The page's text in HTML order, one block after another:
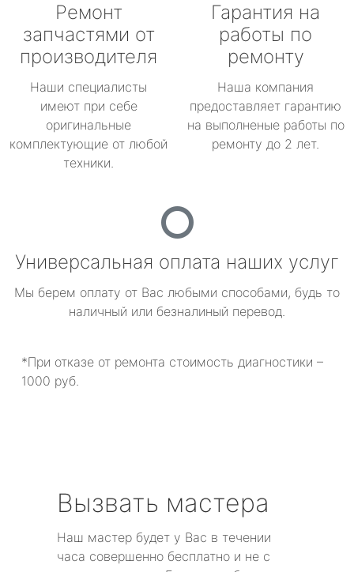
Ремонт
запчастями от
производителя
Наши специалисты
имеют при себе
оригинальные
комплектующие от любой
техники.
Гарантия на
работы по
ремонту
Наша компания
предоставляет гарантию
на выполненые работы по
ремонту до 2 лет.
Универсальная оплата наших услуг
Мы берем оплату от Вас любыми способами, будь то
наличный или безналиный перевод.
*При отказе от ремонта стоимость диагностики –
1000 руб.
Вызвать мастера
Наш мастер будет у Вас в течении
часа совершенно бесплатно и не с